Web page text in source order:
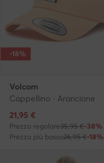
-18%
Volcom
Cappellino · Arancione
Prezzo attuale
21,95 €
Prezzo regolare35,95 €-38%
Prezzo più basso26,95 €-18%